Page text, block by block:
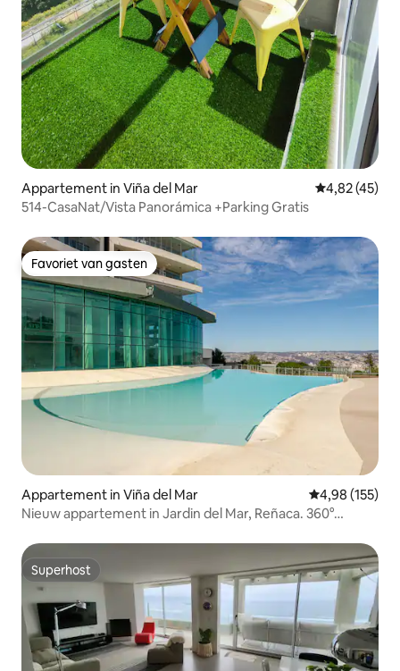
Appartement in Viña del Mar Gemiddelde
4,82 (45)
514-CasaNat/Vista Panorámica +Parking Gratis
Favoriet van gasten
Favoriet van gasten
Appartement in Viña del Mar Gemiddelde
4,98 (155)
Nieuw appartement in Jardin del Mar, Reñaca. 360°
Superhost
Superhost